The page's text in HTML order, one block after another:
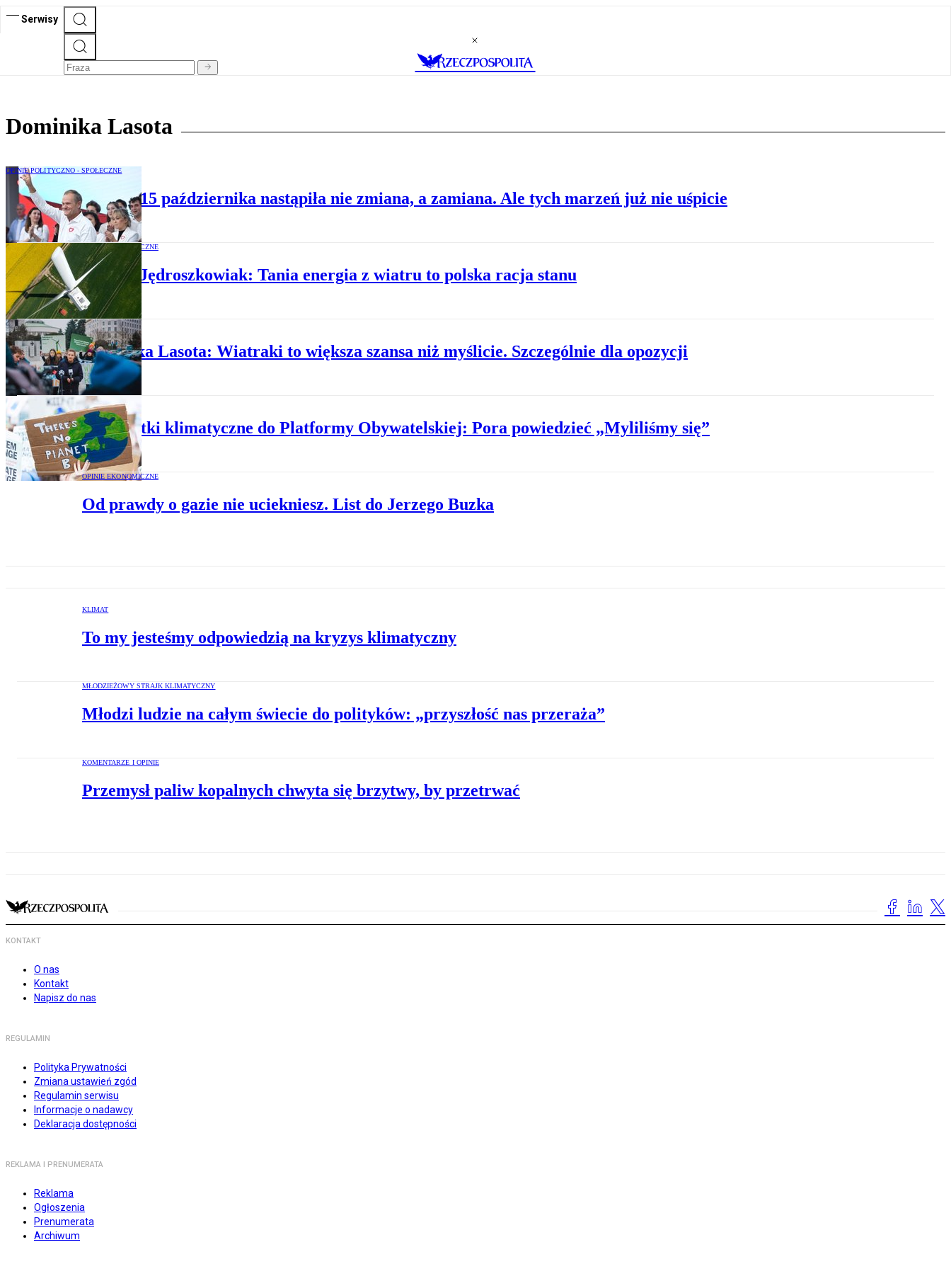
Serwisy
Dominika Lasota
OPINIE POLITYCZNO - SPOŁECZNE
Dominika Lasota: 15 października nastąpiła nie zmiana, a zamiana. Ale tych marzeń już nie uśpicie
OPINIE EKONOMICZNE
Lasota, Jędroszkowiak: Tania energia z wiatru to polska racja stanu
KOMENTARZE
Dominika Lasota: Wiatraki to większa szansa niż myślicie. Szczególnie dla opozycji
PUBLICYSTYKA
Aktywistki klimatyczne do Platformy Obywatelskiej: Pora powiedzieć „Myliliśmy się”
OPINIE EKONOMICZNE
Od prawdy o gazie nie uciekniesz. List do Jerzego Buzka
KLIMAT
To my jesteśmy odpowiedzią na kryzys klimatyczny
MŁODZIEŻOWY STRAJK KLIMATYCZNY
Młodzi ludzie na całym świecie do polityków: „przyszłość nas przeraża”
KOMENTARZE I OPINIE
Przemysł paliw kopalnych chwyta się brzytwy, by przetrwać
KONTAKT
O nas
Kontakt
Napisz do nas
REGULAMIN
Polityka Prywatności
Zmiana ustawień zgód
Regulamin serwisu
Informacje o nadawcy
Deklaracja dostępności
REKLAMA I PRENUMERATA
Reklama
Ogłoszenia
Prenumerata
Archiwum